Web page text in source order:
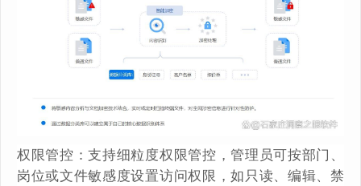
权限管控：支持细粒度权限管控，管理员可按部门、
岗位或文件敏感度设置访问权限，如只读、编辑、禁